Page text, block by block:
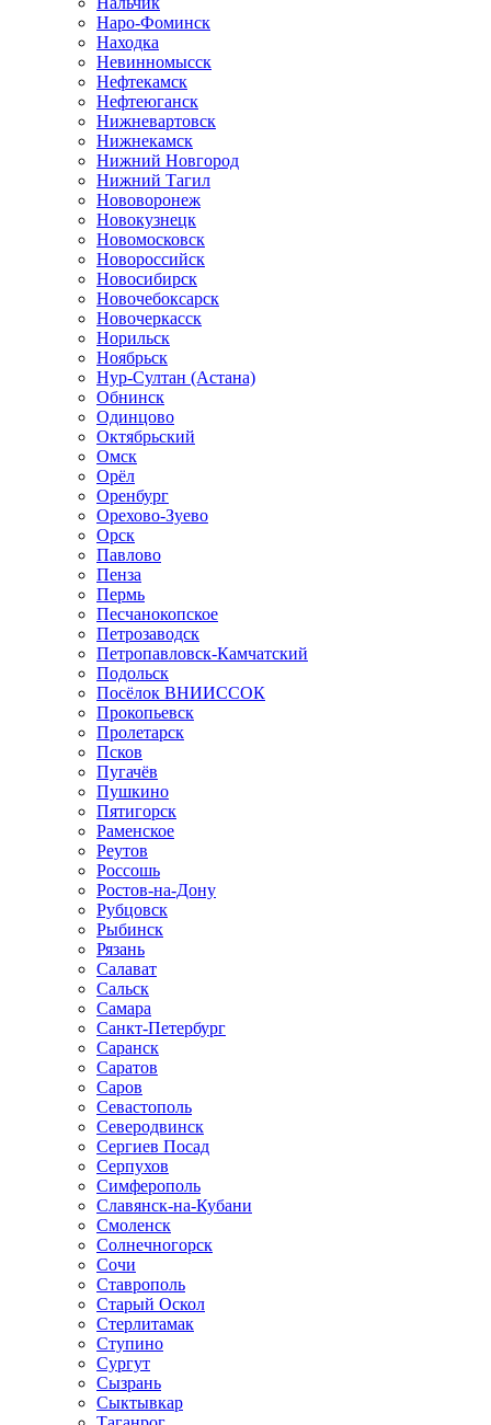
Наро-Фоминск
Находка
Невинномысск
Нефтекамск
Нефтеюганск
Нижневартовск
Нижнекамск
Нижний Новгород
Нижний Тагил
Нововоронеж
Новокузнецк
Новомосковск
Новороссийск
Новосибирск
Новочебоксарск
Новочеркасск
Норильск
Ноябрьск
Нур-Султан (Астана)
Обнинск
Одинцово
Октябрьский
Омск
Орёл
Оренбург
Орехово-Зуево
Орск
Павлово
Пенза
Пермь
Песчанокопское
Петрозаводск
Петропавловск-Камчатский
Подольск
Посёлок ВНИИССОК
Прокопьевск
Пролетарск
Псков
Пугачёв
Пушкино
Пятигорск
Раменское
Реутов
Россошь
Ростов-на-Дону
Рубцовск
Рыбинск
Рязань
Салават
Сальск
Самара
Санкт-Петербург
Саранск
Саратов
Саров
Севастополь
Северодвинск
Сергиев Посад
Серпухов
Симферополь
Славянск-на-Кубани
Смоленск
Солнечногорск
Сочи
Ставрополь
Старый Оскол
Стерлитамак
Ступино
Сургут
Сызрань
Сыктывкар